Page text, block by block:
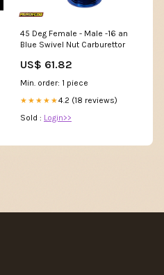
45 Deg Female - Male -16 an
Blue Swivel Nut Carburettor
US$ 61.82
Min. order: 1 piece
★★★★★4.2 (18 reviews)
Sold : Login>>